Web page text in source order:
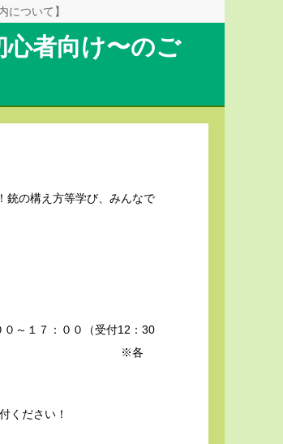
ついて】
心者向け〜のご
銃の構え方等学び、みんなで
す！
００（受付12：30
ください！